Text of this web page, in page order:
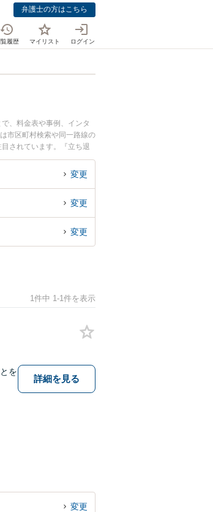
弁護士の方はこちら
覧履歴 マイリスト ログイン
、料金表や事例、インタ
市区町村検索や同一路線の
されています。『立ち退
小泉駅近くの弁護士を検索
変更
変更
変更
1件中 1-1件を表示
を
詳細を見る
変更